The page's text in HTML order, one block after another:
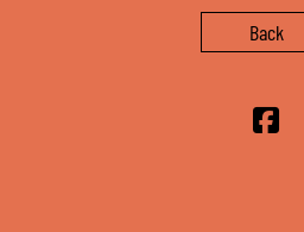
Back